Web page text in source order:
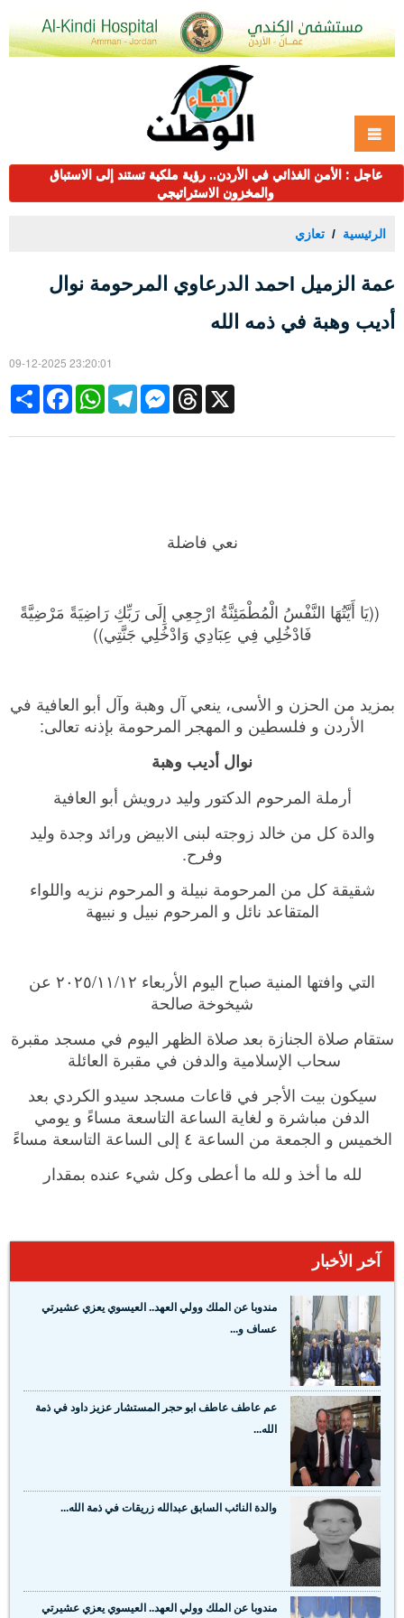
عاجل : الأمن الغذائي في الأردن.. رؤية ملكية تستند إلى الاستباق
والمخزون الاستراتيجي
الرئيسية تعازي
عمة الزميل lحمد الدرعاوي المرحومة نوال
أديب وهبة في ذمه الله
09-12-2025 23:20:01
Share
FacebookWhatsAppTelegramMessengerThreads X
نعي فاضلة
((يَا أَيَّتُهَا النَّفْسُ الْمُطْمَئِنَّةُ ارْجِعِي إِلَى رَبِّكِ رَاضِيَةً مَرْضِيَّةً
فَادْخُلِي فِي عِبَادِي وَادْخُلِي جَنَّتِي))
بمزيد من الحزن و الأسى، ينعي آل وهبة وآل أبو العافية في
الأردن و فلسطين و المهجر المرحومة بإذنه تعالى:
نوال أديب وهبة
أرملة المرحوم الدكتور وليد درويش أبو العافية
والدة كل من خالد زوجته لبنى الابيض ورائد وجدة وليد
وفرح.
شقيقة كل من المرحومة نبيلة و المرحوم نزيه واللواء
المتقاعد نائل و المرحوم نبيل و نبيهة
التي وافتها المنية صباح اليوم الأربعاء ٢٠٢٥/١١/١٢ عن
شيخوخة صالحة
ستقام صلاة الجنازة بعد صلاة الظهر اليوم في مسجد مقبرة
سحاب الإسلامية والدفن في مقبرة العائلة
سيكون بيت الأجر في قاعات مسجد سيدو الكردي بعد
الدفن مباشرة و لغاية الساعة التاسعة مساءً و يومي
الخميس و الجمعة من الساعة ٤ إلى الساعة التاسعة مساءً
لله ما أخذ و لله ما أعطى وكل شيء عنده بمقدار
آخر الأخبار
مندوبا عن الملك وولي العهد.. العيسوي يعزي عشيرتي
عساف و...
عم عاطف عاطف ابو حجر المستشار عزيز داود في ذمة
الله...
والدة النائب السابق عبدالله زريقات في ذمة الله...
مندوبا عن الملك وولي العهد.. العيسوي يعزي عشيرتي